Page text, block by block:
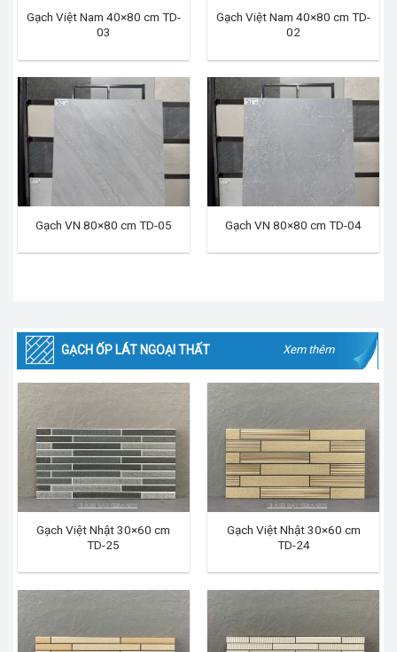
Gạch Việt Nam 40×80 cm TD-
03
Gạch Việt Nam 40×80 cm TD-
02
Gạch VN 80×80 cm TD-05 Gạch VN 80×80 cm TD-04
GẠCH ỐP LÁT NGOẠI THẤT Xem thêm
Gạch Việt Nhật 30×60 cm
TD-25
Gạch Việt Nhật 30×60 cm
TD-24